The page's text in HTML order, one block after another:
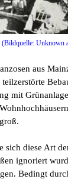
(Bildquelle: Unknown
aus
mit
diese Art
ignoriert
Bedingt